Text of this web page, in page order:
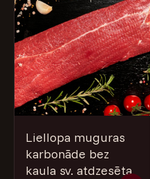
Liellopa muguras
karbonāde bez
kaula sv. atdzesēta